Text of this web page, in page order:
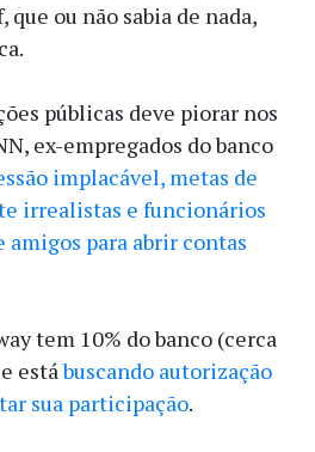
que ou não sabia de nada,
públicas deve piorar nos
ex-empregados do banco
implacável, metas de
irrealistas e funcionários
para abrir contas
tem 10% do banco (cerca
estábuscando autorização
sua participação.